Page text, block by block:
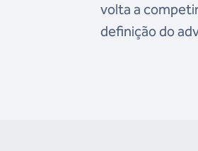
volta a
definição do